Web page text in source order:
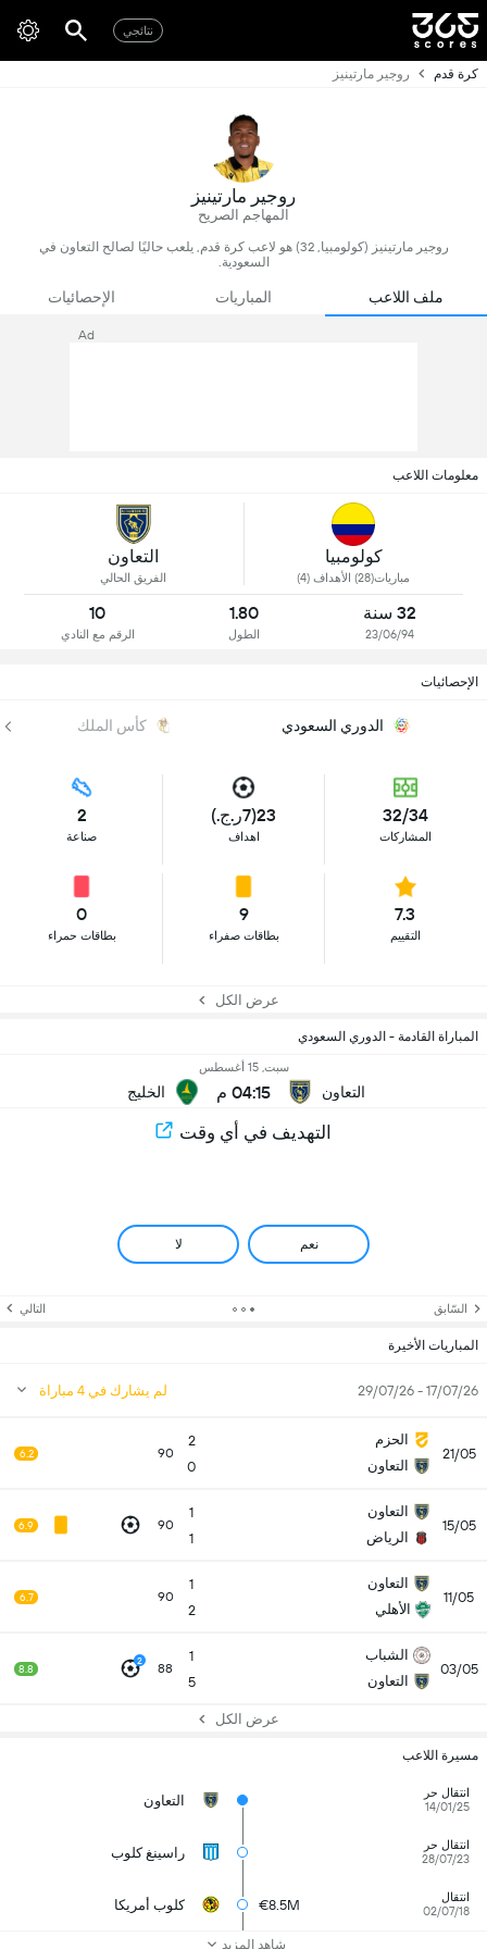
نتائجي
كرة قدم روجير مارتينيز
روجير مارتينيز
المهاجم الصريح
روجير مارتينيز (كولومبيا, 32) هو لاعب كرة قدم, يلعب حاليًا لصالح التعاون في
السعودية.
ملف اللاعب المباريات الإحصائيات
Ad
معلومات اللاعب
كولومبيا
مباريات(28) الأهداف (4)
التعاون
الفريق الحالي
32 سنة
23/06/94
1.80
الطول
10
الرقم مع النادي
الإحصائيات
الدوري السعودي كأس الملك
32/34
المشاركات
23(7ر.ج.)
اهداف
2
صناعة
7.3
التقييم
9
بطاقات صفراء
0
بطاقات حمراء
عرض الكل
المباراة القادمة - الدوري السعودي
التعاون
سبت, 15 أغسطس
04:15 م الخليج
التهديف في أي وقت
نعم لا
السّابق التالي
المباريات الأخيرة
17/07/26 - 29/07/26 لم يشارك في 4 مباراة
21/05
الحزم
التعاون
2
0
90
6.2
15/05
التعاون
الرياض
1
1
90
6.9
11/05
التعاون
الأهلي
1
2
90
6.7
03/05
الشباب
التعاون
1
5
88
2
8.8
عرض الكل
مسيرة اللاعب
انتقال حر
14/01/25
التعاون
انتقال حر
28/07/23
راسينغ كلوب
انتقال
02/07/18
€8.5M كلوب أمريكا
شاهد المزيد